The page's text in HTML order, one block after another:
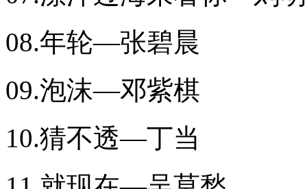
08.年轮—张碧晨
09.泡沫—邓紫棋
10.猜不透—丁当